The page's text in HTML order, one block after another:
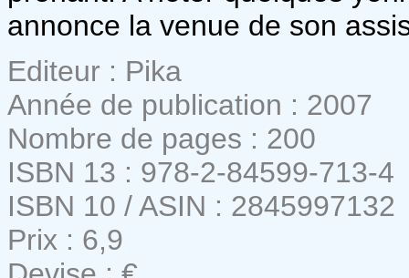
annonce la venue de son
Editeur : Pika
Année de publication : 2007
Nombre de pages : 200
ISBN 13 : 978-2-84599-713-4
ISBN 10 / ASIN : 2845997132
Prix : 6,9